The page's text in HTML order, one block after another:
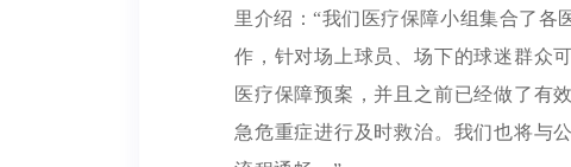
里介绍：“我们医疗保障小组集合了各
作，针对场上球员、场下的球迷群众
医疗保障预案，并且之前已经做了有
急危重症进行及时救治。我们也将与